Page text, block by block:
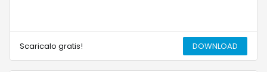
Scaricalo gratis! DOWNLOAD